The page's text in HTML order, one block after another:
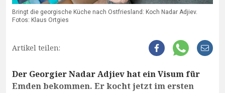
Bringt die georgische Küche nach Ostfriesland: Koch Nadar Adjiev.
Fotos: Klaus Ortgies
Artikel teilen:
Der Georgier Nadar Adjiev hat ein Visum für
Emden bekommen. Er kocht jetzt im ersten